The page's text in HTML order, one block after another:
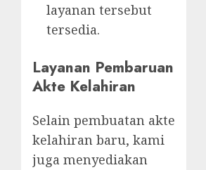
layanan tersebut
tersedia.
Layanan Pembaruan
Akte Kelahiran
Selain pembuatan akte
kelahiran baru, kami
juga menyediakan